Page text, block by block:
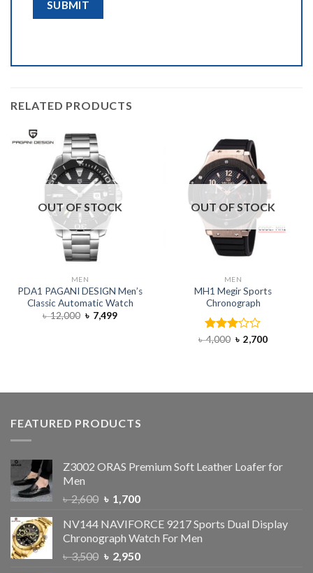
RELATED PRODUCTS
OUT OF STOCK
MEN
PDA1 PAGANI DESIGN Men’s
Classic Automatic Watch
৳12,000 ৳ 7,499
OUT OF STOCK
MEN
MH1 Megir Sports
Chronograph
Rated
৳4,000 ৳ 2,700
FEATURED PRODUCTS
Z3002 ORAS Premium Soft Leather Loafer for
Men
৳2,600 ৳ 1,700
NV144 NAVIFORCE 9217 Sports Dual Display
Chronograph Watch For Men
৳3,500 ৳ 2,950